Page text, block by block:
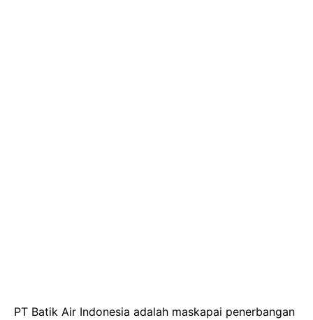
PT Batik Air Indonesia adalah maskapai penerbangan